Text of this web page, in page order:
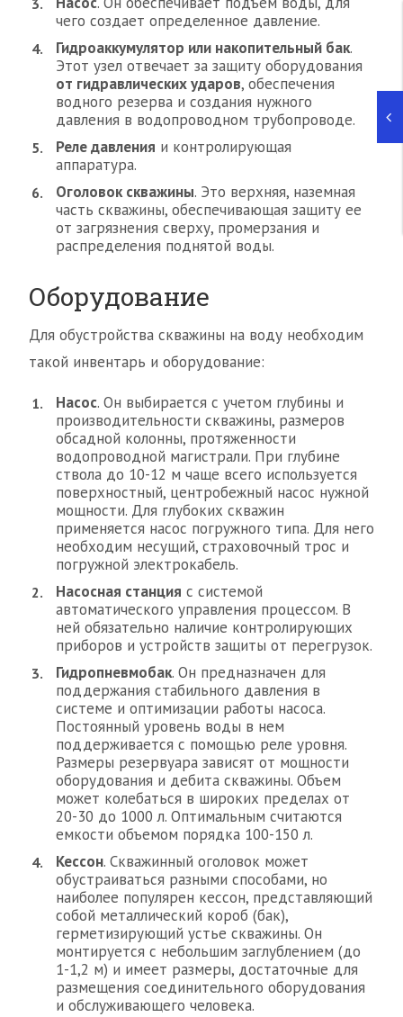
чего создает определенное давление.
Гидроаккумулятор или накопительный бак.
Этот узел отвечает за защиту оборудования
от гидравлических ударов, обеспечения
водного резерва и создания нужного
давления в водопроводном трубопроводе.
Реле давления и контролирующая
аппаратура.
Оголовок скважины. Это верхняя, наземная
часть скважины, обеспечивающая защиту ее
от загрязнения сверху, промерзания и
распределения поднятой воды.
Оборудование
Для обустройства скважины на воду необходим
такой инвентарь и оборудование:
Насос. Он выбирается с учетом глубины и
производительности скважины, размеров
обсадной колонны, протяженности
водопроводной магистрали. При глубине
ствола до 10-12 м чаще всего используется
поверхностный, центробежный насос нужной
мощности. Для глубоких скважин
применяется насос погружного типа. Для него
необходим несущий, страховочный трос и
погружной электрокабель.
Насосная станция с системой
автоматического управления процессом. В
ней обязательно наличие контролирующих
приборов и устройств защиты от перегрузок.
Гидропневмобак. Он предназначен для
поддержания стабильного давления в
системе и оптимизации работы насоса.
Постоянный уровень воды в нем
поддерживается с помощью реле уровня.
Размеры резервуара зависят от мощности
оборудования и дебита скважины. Объем
может колебаться в широких пределах от
20-30 до 1000 л. Оптимальным считаются
емкости объемом порядка 100-150 л.
Кессон. Скважинный оголовок может
обустраиваться разными способами, но
наиболее популярен кессон, представляющий
собой металлический короб (бак),
герметизирующий устье скважины. Он
монтируется с небольшим заглублением (до
1-1,2 м) и имеет размеры, достаточные для
размещения соединительного оборудования
и обслуживающего человека.